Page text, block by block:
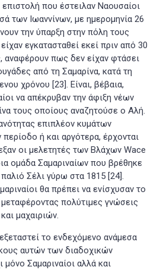
που έστειλαν Ναουσαίοι
των Ιωαννίνων, με ημερομηνία 26
την ύπαρξη στην πόλη τους
εγκατασταθεί εκεί πριν από 30
αναφέρουν πως δεν είχαν φτάσει
από τη Σαμαρίνα, κατά τη
χρόνου [23]. Είναι, βέβαια,
να απέκρυβαν την άφιξη νέων
τους οποίους αναζητούσε ο Αλή.
επιπλέον κυμάτων
περίοδο ή και αργότερα, έρχονται
οι μελετητές των Βλάχων Wace
ομάδα Σαμαριναίων που βρέθηκε
Σέλι γύρω στα 1815 [24].
θα πρέπει να ενίσχυσαν το
πολύτιμες γνώσεις
μαχαιριών.
το ενδεχόμενο ανάμεσα
αυτών των διαδοχικών
Σαμαριναίοι αλλά και